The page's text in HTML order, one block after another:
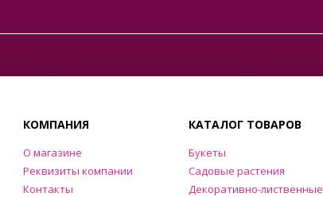
КОМПАНИЯ
О магазине
Реквизиты компании
Контакты
КАТАЛОГ ТОВАРОВ
Букеты
Садовые растения
Декоративно-лиственные